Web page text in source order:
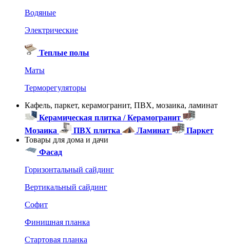
Водяные
Электрические
Теплые полы
Маты
Терморегуляторы
Кафель, паркет, керамогранит, ПВХ, мозаика, ламинат
Керамическая плитка / Керамогранит
Мозаика
ПВХ плитка Ламинат
Паркет
Товары для дома и дачи
Фасад
Горизонтальный сайдинг
Вертикальный сайдинг
Софит
Финишная планка
Стартовая планка